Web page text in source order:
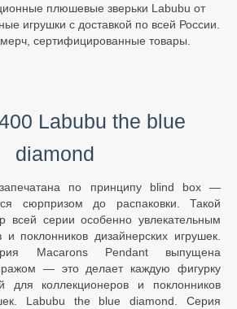
плюшевые зверьки Labubu от
игрушки с доставкой по всей России.
сертифицированные товары.
Labubu the blue
diamond
по принципу blind box —
сюрпризом до распаковки. Такой
всей серии особенно увлекательным
и поклонников дизайнерских игрушек.
Macarons Pendant выпущена
— это делает каждую фигурку
для коллекционеров и поклонников
Labubu the blue diamond. Серия